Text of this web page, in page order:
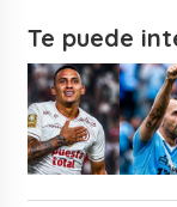
Te puede